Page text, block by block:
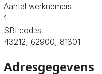
Aantal werknemers
1
SBI codes
43212, 62900, 81301
Adresgegevens